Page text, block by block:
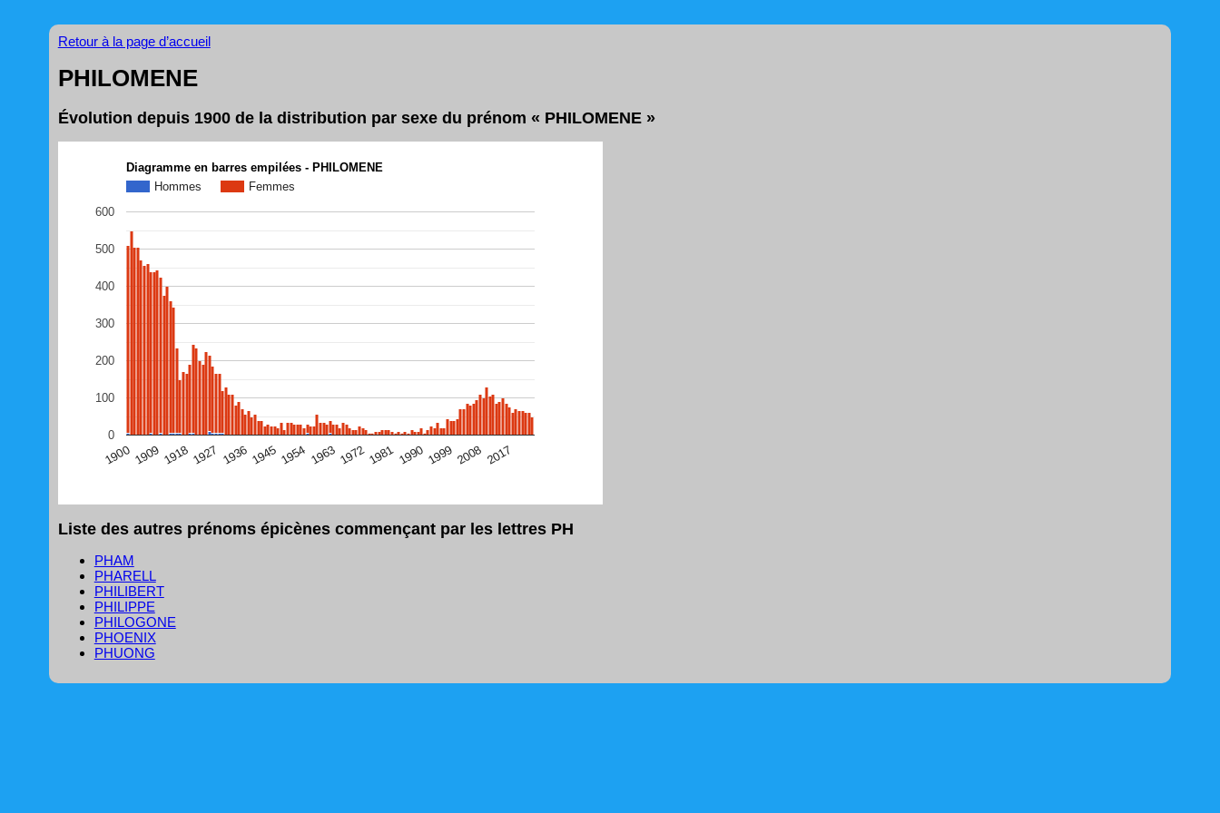
Retour à la page d’accueil
PHILOMENE
Évolution depuis 1900 de la distribution par sexe du prénom « PHILOMENE »
Diagramme en barres empilées - PHILOMENE
Hommes
Femmes
1900 1909 1918 1927 1936 1945 1954 1963 19721981 1990 1999 2008 2017
0
100
200
300
400
500
600
(Graphique Google Charts, non compatible avec le navigateur Safari en ce moment)
Liste des autres prénoms épicènes commençant par les lettres PH
PHAM
PHARELL
PHILIBERT
PHILIPPE
PHILOGONE
PHOENIX
PHUONG